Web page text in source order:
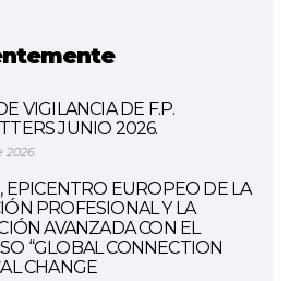
VIGILANCIA DE F.P.
JUNIO 2026.
2026
EPICENTRO EUROPEO DE LA
PROFESIONAL Y LA
AVANZADA CON EL
“GLOBAL CONNECTION
CHANGE